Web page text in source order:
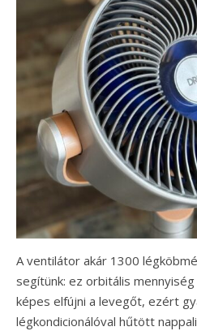
A ventilátor akár 1300
segítünk: ez orbitális
képes elfújni a levegőt, ezért
légkondicionálóval hűtött